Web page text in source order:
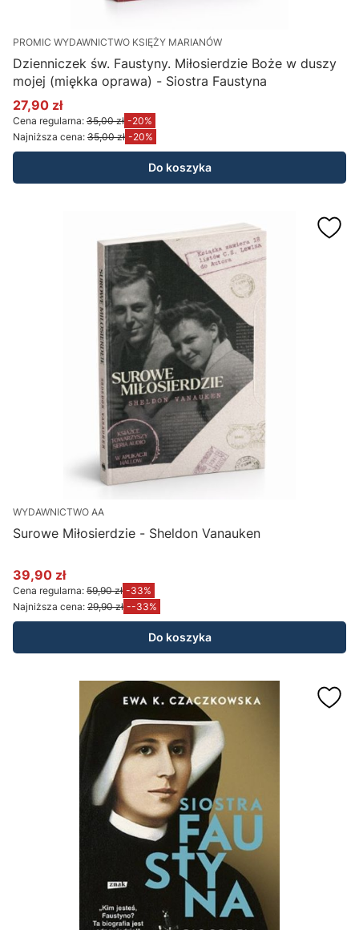
PROMIC WYDAWNICTWO KSIĘŻY MARIANÓW
Dzienniczek św. Faustyny. Miłosierdzie Boże w duszy
mojej (miękka oprawa) - Siostra Faustyna
Cena promocyjna
27,90 zł
Cena regularna: 35,00 zł -20%
Najniższa cena: 35,00 zł -20%
Do koszyka
WYDAWNICTWO AA
Surowe Miłosierdzie - Sheldon Vanauken
Cena promocyjna
39,90 zł
Cena regularna: 59,90 zł -33%
Najniższa cena: 29,90 zł --33%
Do koszyka